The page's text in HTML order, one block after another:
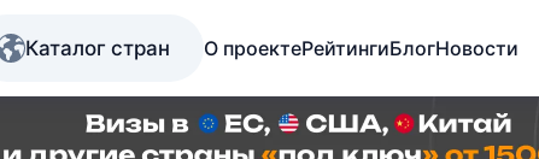
Каталог стран О проектеРейтингиБлогНовости